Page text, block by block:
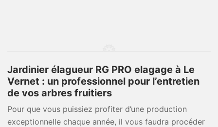
Jardinier élagueur RG PRO elagage à Le
Vernet : un professionnel pour l’entretien
de vos arbres fruitiers
Pour que vous puissiez profiter d’une production
exceptionnelle chaque année, il vous faudra procéder